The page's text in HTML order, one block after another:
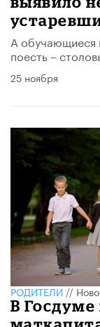
А обучающиеся
поесть –
25 ноября
РОДИТЕЛИ//
В